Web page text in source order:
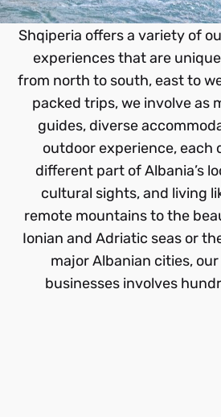
Shqiperia offers a variety of
experiences that are
from north to south, east to
packed trips, we involve as
guides, diverse
outdoor experience, each
different part of Albania’s
cultural sights, and living
remote mountains to the
Ionian and Adriatic seas or
major Albanian cities,
businesses involves